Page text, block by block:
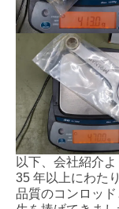
以下、会社紹介
35 年以上にわた
品質のコンロッ